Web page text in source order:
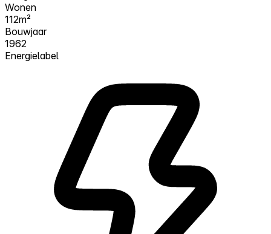
Wonen
112m²
Bouwjaar
1962
Energielabel